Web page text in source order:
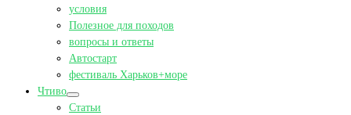
условия
Полезное для походов
вопросы и ответы
Автостарт
фестиваль Харьков+море
Чтиво
Статьи